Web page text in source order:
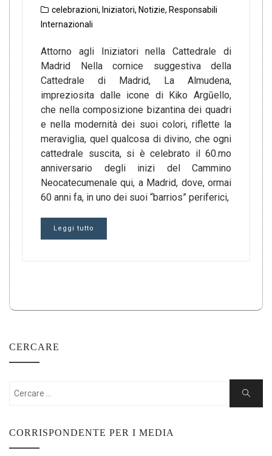
celebrazioni, Iniziatori, Notizie, Responsabili
Internazionali
Attorno agli Iniziatori nella Cattedrale di
Madrid Nella cornice suggestiva della
Cattedrale di Madrid, La Almudena,
impreziosita dalle icone di Kiko Argūello,
che nella composizione bizantina dei quadri
e nella modernità dei suoi colori, riflette la
meraviglia, quel qualcosa di divino, che ogni
cattedrale suscita, si è celebrato il 60.mo
anniversario degli inizi del Cammino
Neocatecumenale qui, a Madrid, dove, ormai
60 anni fa, in uno dei suoi “barrios” periferici,
Leggi tutto
CERCARE
Cercare:
Ricerca
CORRISPONDENTE PER I MEDIA